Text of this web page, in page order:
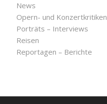
News
Opern- und Konzertkritiken
Porträts – Interviews
Reisen
Reportagen – Berichte